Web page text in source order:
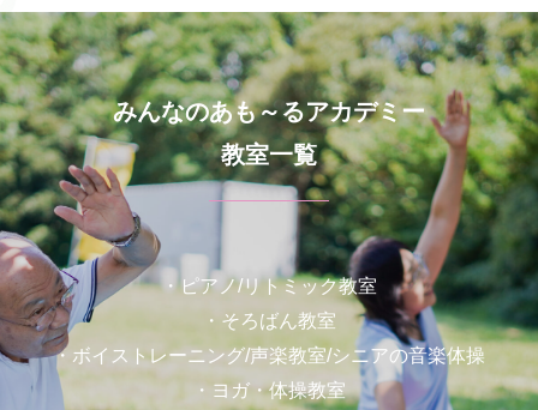
みんなのあも～るアカデミー
教室一覧
・ピアノ/リトミック教室
・そろばん教室
・ボイストレーニング/声楽教室/シニアの音楽体操
・ヨガ・体操教室